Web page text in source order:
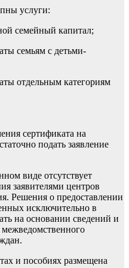
услуги:
семейный капитал;
семьям с детьми-
отдельным категориям
сертификата на
подать заявление
виде отсутствует
заявителями центров
Решения о предоставлении
исключительно в
на основании сведений и
и пособиях размещена